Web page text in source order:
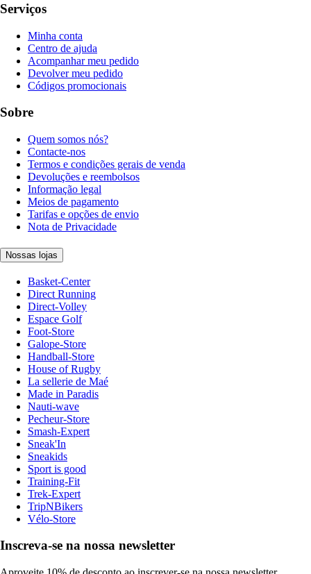
Serviços
Minha conta
Centro de ajuda
Acompanhar meu pedido
Devolver meu pedido
Códigos promocionais
Sobre
Quem somos nós?
Contacte-nos
Termos e condições gerais de venda
Devoluções e reembolsos
Informação legal
Meios de pagamento
Tarifas e opções de envio
Nota de Privacidade
Nossas lojas
Basket-Center
Direct Running
Direct-Volley
Espace Golf
Foot-Store
Galope-Store
Handball-Store
House of Rugby
La sellerie de Maé
Made in Paradis
Nauti-wave
Pecheur-Store
Smash-Expert
Sneak'In
Sneakids
Sport is good
Training-Fit
Trek-Expert
TripNBikers
Vélo-Store
Inscreva-se na nossa newsletter